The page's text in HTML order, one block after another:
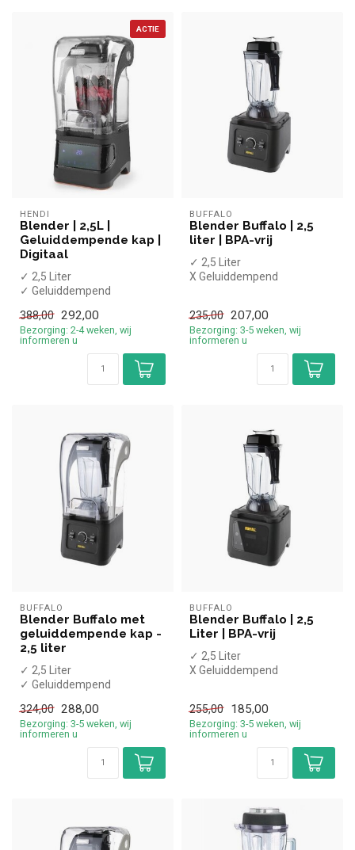
ACTIE
HENDI
Blender | 2,5L |
Geluiddempende kap |
Digitaal
✓ 2,5 Liter
✓ Geluiddempend
✓ Digitaal display
✓ Pulse funct...
388,00 292,00
Bezorging: 2-4 weken, wij
informeren u
BUFFALO
Blender Buffalo | 2,5
liter | BPA-vrij
✓ 2,5 Liter
X Geluiddempend
✓ Puls...
235,00 207,00
Bezorging: 3-5 weken, wij
informeren u
BUFFALO
Blender Buffalo met
geluiddempende kap -
2,5 liter
✓ 2,5 Liter
✓ Geluiddempend
✓ Handmatige bediening
✓ Puls...
324,00 288,00
Bezorging: 3-5 weken, wij
informeren u
BUFFALO
Blender Buffalo | 2,5
Liter | BPA-vrij
✓ 2,5 Liter
X Geluiddempend
✓ Pulse fu...
255,00 185,00
Bezorging: 3-5 weken, wij
informeren u